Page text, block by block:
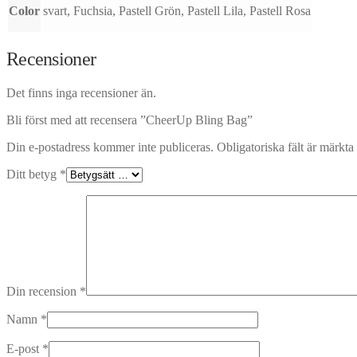
Color svart, Fuchsia, Pastell Grön, Pastell Lila, Pastell Rosa
Recensioner
Det finns inga recensioner än.
Bli först med att recensera ”CheerUp Bling Bag”
Din e-postadress kommer inte publiceras. Obligatoriska fält är märkta
Ditt betyg *
Din recension *
Namn *
E-post *